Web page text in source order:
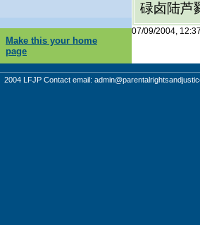
碌卤陆芦
07/09/2004, 12:37
Make this your home
page
2004 LFJP Contact email: